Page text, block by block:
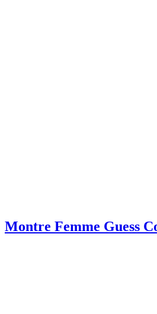
Montre Femme Guess